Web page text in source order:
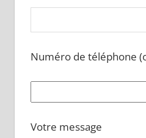
Numéro de téléphone
Votre message